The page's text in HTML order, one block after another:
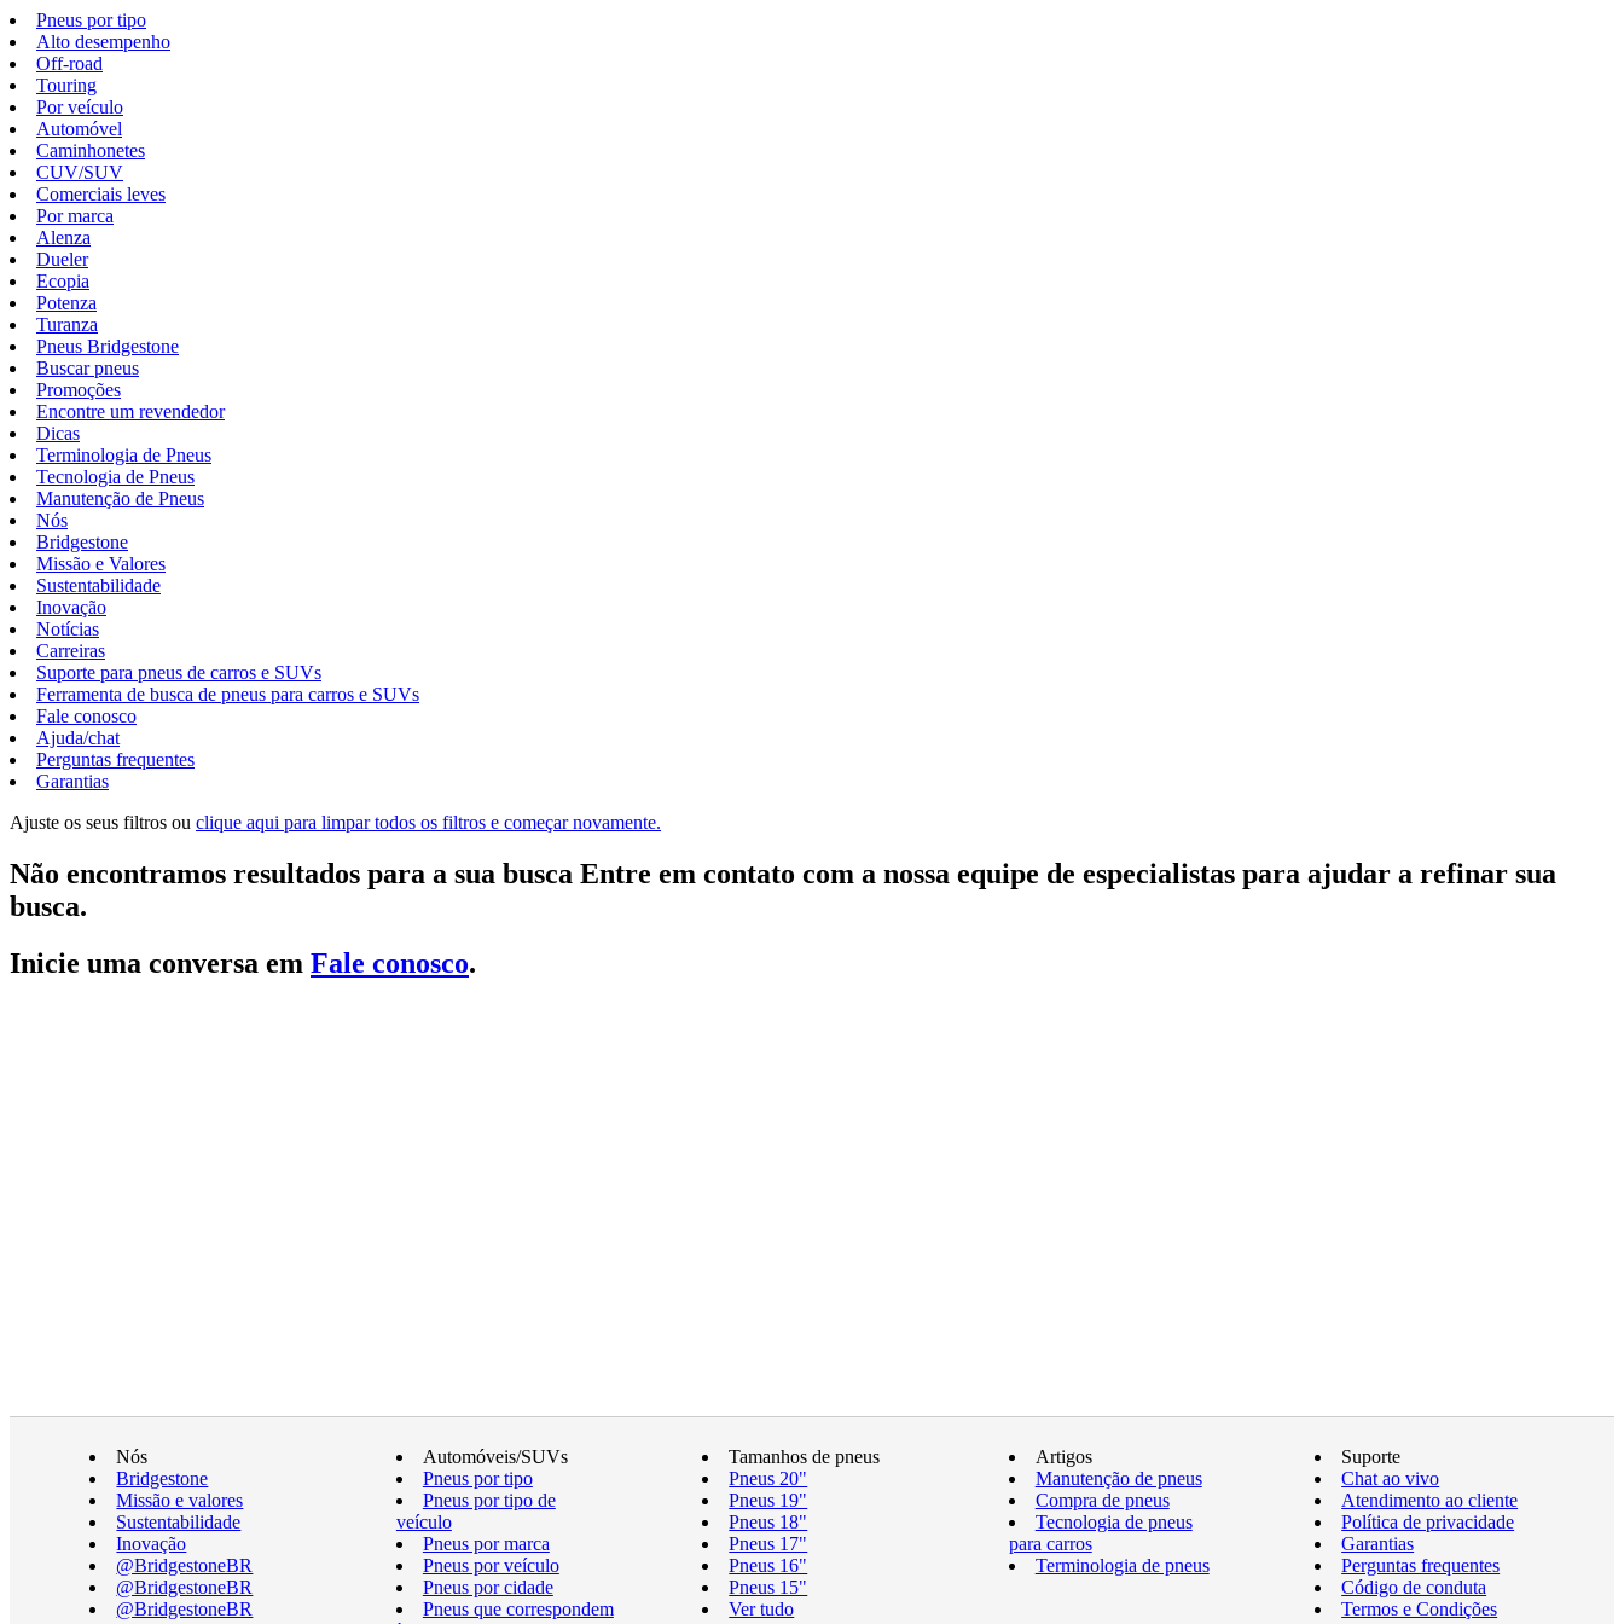
Pneus por tipo
Alto desempenho
Off-road
Touring
Por veículo
Automóvel
Caminhonetes
CUV/SUV
Comerciais leves
Por marca
Alenza
Dueler
Ecopia
Potenza
Turanza
Pneus Bridgestone
Buscar pneus
Promoções
Encontre um revendedor
Dicas
Terminologia de Pneus
Tecnologia de Pneus
Manutenção de Pneus
Nós
Bridgestone
Missão e Valores
Sustentabilidade
Inovação
Notícias
Carreiras
Suporte para pneus de carros e SUVs
Ferramenta de busca de pneus para carros e SUVs
Fale conosco
Ajuda/chat
Perguntas frequentes
Garantias
Ajuste os seus filtros ou clique aqui para limpar todos os filtros e começar novamente.
Não encontramos resultados para a sua busca Entre em contato com a nossa equipe de especialistas para ajudar a refinar sua
busca.
Inicie uma conversa em Fale conosco.
Nós
Bridgestone
Missão e valores
Sustentabilidade
Inovação
@BridgestoneBR
@BridgestoneBR
@BridgestoneBR
Automóveis/SUVs
Pneus por tipo
Pneus por tipo de
veículo
Pneus por marca
Pneus por veículo
Pneus por cidade
Pneus que correspondem
Tamanhos de pneus
Pneus 20"
Pneus 19"
Pneus 18"
Pneus 17"
Pneus 16"
Pneus 15"
Ver tudo
Artigos
Manutenção de pneus
Compra de pneus
Tecnologia de pneus
para carros
Terminologia de pneus
Suporte
Chat ao vivo
Atendimento ao cliente
Política de privacidade
Garantias
Perguntas frequentes
Código de conduta
Termos e Condições